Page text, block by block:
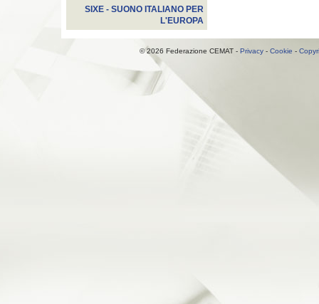
SIXE - SUONO ITALIANO PER
L'EUROPA
© 2026 Federazione CEMAT - Privacy- Cookie -